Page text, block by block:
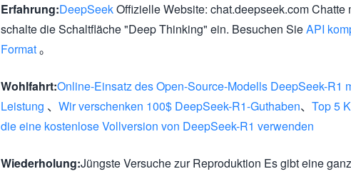
Erfahrung:DeepSeekOffizielle Website: chat.deepseek.com Chatte
schalte die Schaltfläche "Deep Thinking" ein. Besuchen SieAPI
Format。
Wohlfahrt:Online-Einsatz des Open-Source-Modells DeepSeek-R1
Leistung 、 Wir verschenken 100$ DeepSeek-R1-Guthaben、 Top 5
die eine kostenlose Vollversion von DeepSeek-R1 verwenden
Wiederholung:Jüngste Versuche zur Reproduktion Es gibt eine